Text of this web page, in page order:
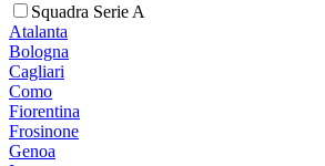
Squadra Serie A
Atalanta
Bologna
Cagliari
Como
Fiorentina
Frosinone
Genoa